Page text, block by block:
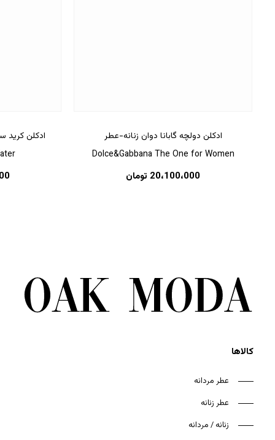
ادکلن دولچه گابانا دوان زنانه-عطر
Dolce&Gabbana The One for Women
20،100،000 تومان
کالاها
عطر مردانه
عطر زنانه
زنانه / مردانه